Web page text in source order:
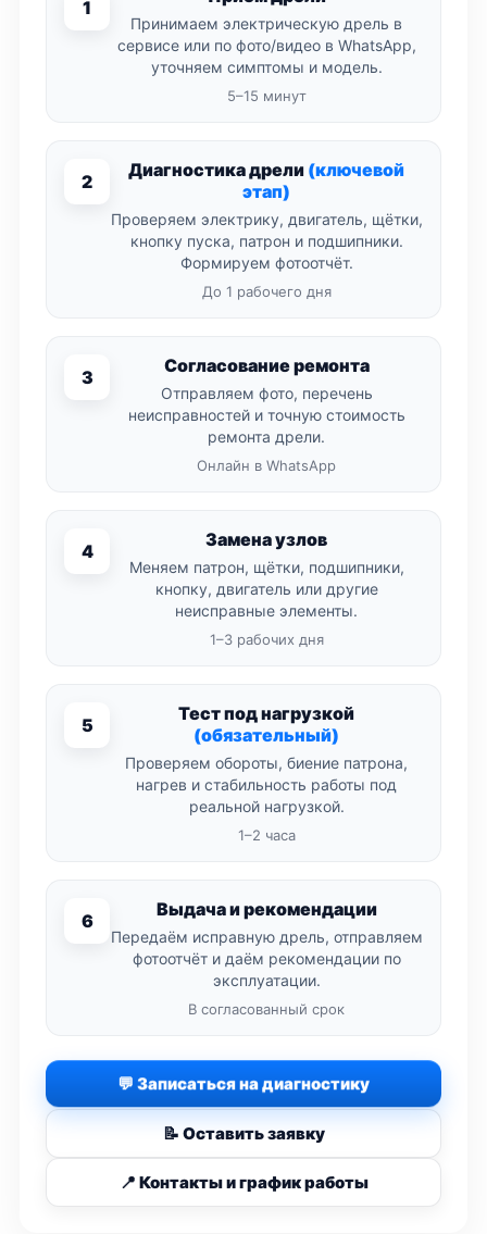
1
Принимаем электрическую дрель в
сервисе или по фото/видео в WhatsApp,
уточняем симптомы и модель.
5–15 минут
2
Диагностика дрели (ключевой
этап)
Проверяем электрику, двигатель, щётки,
кнопку пуска, патрон и подшипники.
Формируем фотоотчёт.
До 1 рабочего дня
3
Согласование ремонта
Отправляем фото, перечень
неисправностей и точную стоимость
ремонта дрели.
Онлайн в WhatsApp
4
Замена узлов
Меняем патрон, щётки, подшипники,
кнопку, двигатель или другие
неисправные элементы.
1–3 рабочих дня
5
Тест под нагрузкой
(обязательный)
Проверяем обороты, биение патрона,
нагрев и стабильность работы под
реальной нагрузкой.
1–2 часа
6
Выдача и рекомендации
Передаём исправную дрель, отправляем
фотоотчёт и даём рекомендации по
эксплуатации.
В согласованный срок
💬 Записаться на диагностику
📝 Оставить заявку
📍 Контакты и график работы